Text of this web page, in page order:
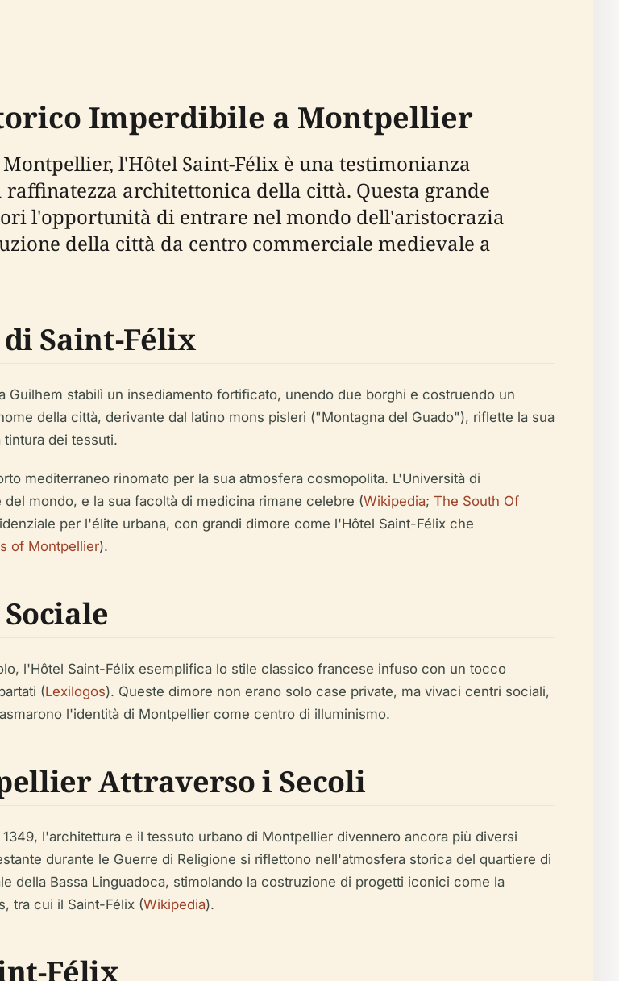
Imperdibile a Montpellier
l'Hôtel Saint-Félix è una testimonianza
architettonica della città. Questa grande
l'opportunità di entrare nel mondo dell'aristocrazia
della città da centro commerciale medievale a
Saint-Félix
Guilhem stabilì un insediamento fortificato, unendo due borghi e costruendo un
della città, derivante dal latino mons pisleri ("Montagna del Guado"), riflette la sua
dei tessuti.
mediterraneo rinomato per la sua atmosfera cosmopolita. L'Università di
mondo, e la sua facoltà di medicina rimane celebre (Wikipedia; The South Of
per l'élite urbana, con grandi dimore come l'Hôtel Saint-Félix che
of Montpellier).
l'Hôtel Saint-Félix esemplifica lo stile classico francese infuso con un tocco
(Lexilogos). Queste dimore non erano solo case private, ma vivaci centri sociali,
l'identità di Montpellier come centro di illuminismo.
Attraverso i Secoli
l'architettura e il tessuto urbano di Montpellier divennero ancora più diversi
durante le Guerre di Religione si riflettono nell'atmosfera storica del quartiere di
della Bassa Linguadoca, stimolando la costruzione di progetti iconici come la
, tra cui il Saint-Félix (Wikipedia).
Félix